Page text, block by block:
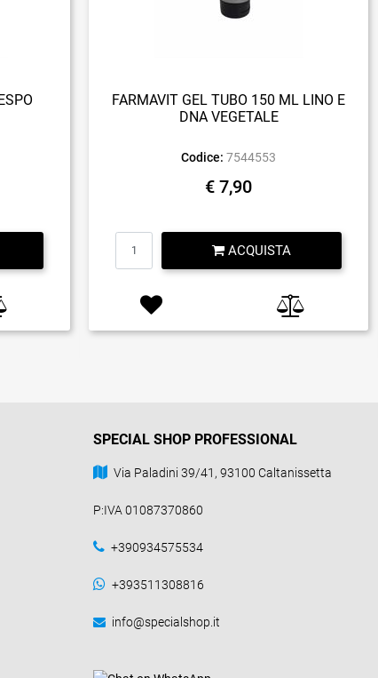
FARMAVIT GEL TUBO 150 ML LINO E
DNA VEGETALE
Codice: 7544553
€ 7,90
ACQUISTA
SPECIAL SHOP PROFESSIONAL
Via Paladini 39/41, 93100 Caltanissetta
P:IVA 01087370860
+390934575534
+393511308816
info@specialshop.it